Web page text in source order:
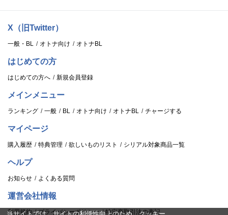
X（旧Twitter）
一般・BL オトナ向け オトナBL
はじめての方
はじめての方へ 新規会員登録
メインメニュー
ランキング 一般 BL オトナ向け オトナBL チャージする
マイページ
購入履歴 特典管理 欲しいものリスト シリアル対象商品一覧
ヘルプ
お知らせ よくある質問
運営会社情報
利用規約 プライバシーポリシー 特定商取引法の表記